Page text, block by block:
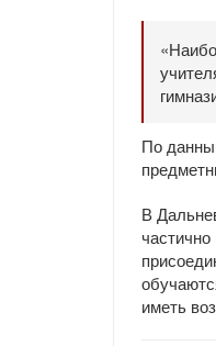
По
В
иметь